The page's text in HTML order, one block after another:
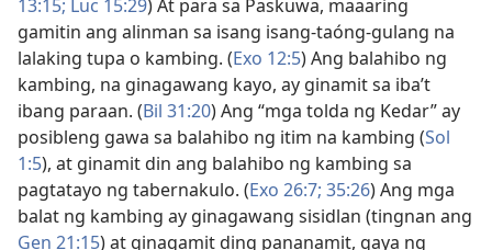
13:15; Luc 15:29) At para sa Paskuwa, maaaring
gamitin ang alinman sa isang isang-taóng-gulang na
lalaking tupa o kambing. (Exo 12:5) Ang balahibo ng
kambing, na ginagawang kayo, ay ginamit sa iba’t
ibang paraan. (Bil 31:20) Ang “mga tolda ng Kedar” ay
posibleng gawa sa balahibo ng itim na kambing (Sol
1:5), at ginamit din ang balahibo ng kambing sa
pagtatayo ng tabernakulo. (Exo 26:7; 35:26) Ang mga
balat ng kambing ay ginagawang sisidlan (tingnan ang
Gen 21:15) at ginagamit ding pananamit, gaya ng